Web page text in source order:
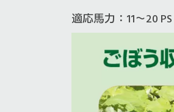
適応馬力：11～20 PS